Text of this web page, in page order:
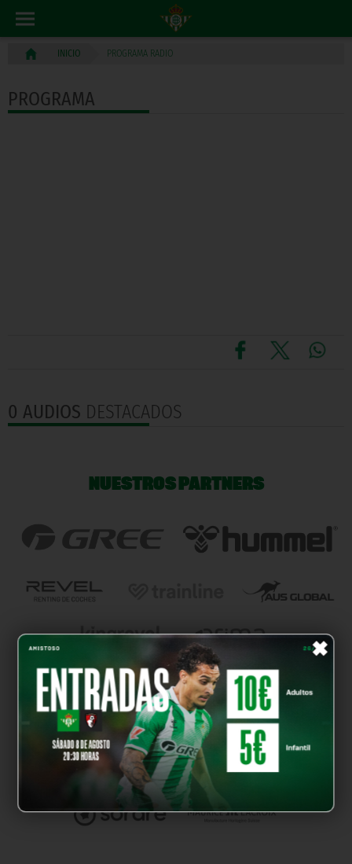
×
INICIO PROGRAMA RADIO
PROGRAMA
0 AUDIOS DESTACADOS
NUESTROS PARTNERS